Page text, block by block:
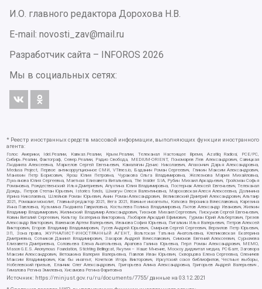
И.О. главного редактора Дорохова Н.В.
E-mail: novosti_zav@mail.ru
Разработчик сайта –
INFOROS 2026
Мы в социальных сетях:
* Реестр иностранных средств массовой информации, выполняющих функции иностранного
агента:
Голос Америки, Idel.Реалии, Кавказ.Реалии, Крым.Реалии, Телеканал Настоящее Время, Azatliq Radiosi, PCE/PC,
Сибирь.Реалии, Фактограф, Север.Реалии, Радио Свобода, MEDIUM-ORIENT, Пономарев Лев Александрович, Савицкая
Людмила Алексеевна, Маркелов Сергей Евгеньевич, Камалягин Денис Николаевич, Апахончич Дарья Александровна,
Medusa Project, Первое антикоррупционное СМИ, VTimes.io, Баданин Роман Сергеевич, Гликин Максим Александрович,
Маняхин Петр Борисович, Ярош Юлия Петровна, Чуракова Ольга Владимировна, Железнова Мария Михайловна,
Лукьянова Юлия Сергеевна, Маетная Елизавета Витальевна, The Insider SIA, Рубин Михаил Аркадьевич, Гройсман Софья
Романовна, Рождественский Илья Дмитриевич, Апухтина Юлия Владимировна, Постернак Алексей Евгеньевич, Телеканал
Дождь, Петров Степан Юрьевич, Istories fonds, Шмагун Олеся Валентиновна, Мароховская Алеся Алексеевна, Долинина
Ирина Николаевна, Шлейнов Роман Юрьевич, Анин Роман Александрович, Великовский Дмитрий Александрович, Альтаир
2021, Ромашки монолит, Главный редактор 2021, Вега 2021, Важные иноагенты, Каткова Вероника Вячеславовна, Карезина
Инна Павловна, Кузьмина Людмила Гавриловна, Костылева Полина Владимировна, Лютов Александр Иванович, Жилкин
Владимир Владимирович, Жилинский Владимир Александрович, Тихонов Михаил Сергеевич, Пискунов Сергей Евгеньевич,
Ковин Виталий Сергеевич, Кильтау Екатерина Викторовна, Любарев Аркадий Ефимович, Гурман Юрий Альбертович, Грезев
Александр Викторович, Важенков Артем Валерьевич, Иванова София Юрьевна, Пигалкин Илья Валерьевич, Петров Алексей
Викторович, Егоров Владимир Владимирович, Гусев Андрей Юрьевич, Смирнов Сергей Сергеевич, Верзилов Петр Юрьевич,
ЗП, Зона права, ЖУРНАЛИСТ-ИНОСТРАННЫЙ АГЕНТ, Вольтская Татьяна Анатольевна, Клепиковская Екатерина
Дмитриевна, Сотников Даниил Владимирович, Захаров Андрей Вячеславович, Симонов Евгений Алексеевич, Сурначева
Елизавета Дмитриевна, Соловьева Елена Анатольевна, Арапова Галина Юрьевна, Перл Роман Александрович, МЕМО,
Mason G.E.S. Anonymous Foundation, Stichting Bellingcat, Якутия – Наше Мнение, Москоу диджитал медиа, РС-Балт, Заговора
Максим Александрович, Ветошкина Валерия Валерьевна, Павлов Иван Юрьевич, Скворцова Елена Сергеевна, Оленичев
Максим Владимирович, Как бы инагент, Кочетков Игорь Викторович, Иркутский союз библиофилов, Честные выборы,
Нобелевский призыв, Еланчик Олег Александрович, Григорьева Алина Александровна, Григорьев Андрей Валерьевич ,
Гималова Регина Эмилевна, Хисамова Регина Фаритовна
Источник: https://minjust.gov.ru/ru/documents/7755/данные на 03.12.2021